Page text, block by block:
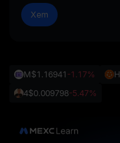
Xem
M$1.16941 -1.17% H
4$0.009798-5.47%